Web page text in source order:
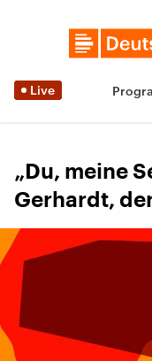
Live
„Du, meine
Gerhardt,